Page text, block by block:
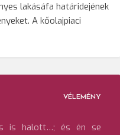
lakásáfa határidejének
A kőolajpiaci
VÉLEMÉNY
is halott…; és én se